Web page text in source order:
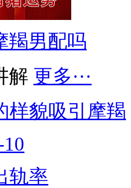
羯男配吗
解 更多···
样貌吸引摩羯
轨率